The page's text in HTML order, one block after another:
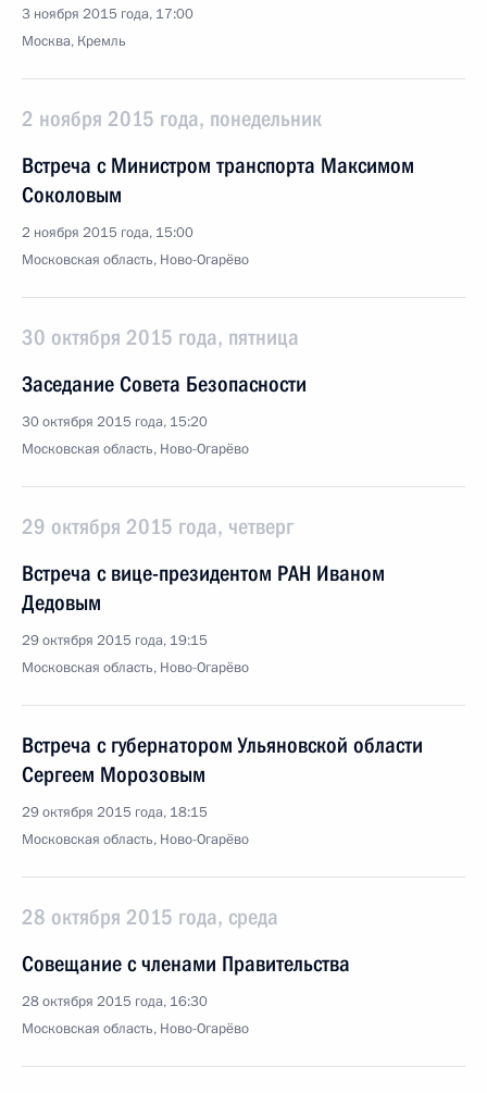
3 ноября 2015 года, 17:00
Москва, Кремль
2 ноября 2015 года, понедельник
Встреча с Министром транспорта Максимом
Соколовым
2 ноября 2015 года, 15:00
Московская область, Ново-Огарёво
30 октября 2015 года, пятница
Заседание Совета Безопасности
30 октября 2015 года, 15:20
Московская область, Ново-Огарёво
29 октября 2015 года, четверг
Встреча с вице-президентом РАН Иваном
Дедовым
29 октября 2015 года, 19:15
Московская область, Ново-Огарёво
Встреча с губернатором Ульяновской области
Сергеем Морозовым
29 октября 2015 года, 18:15
Московская область, Ново-Огарёво
28 октября 2015 года, среда
Совещание с членами Правительства
28 октября 2015 года, 16:30
Московская область, Ново-Огарёво